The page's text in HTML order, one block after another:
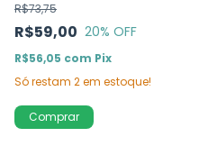
R$59,00
R$73,75
20% OFF
R$56,05 com Pix
Só restam 2em estoque!